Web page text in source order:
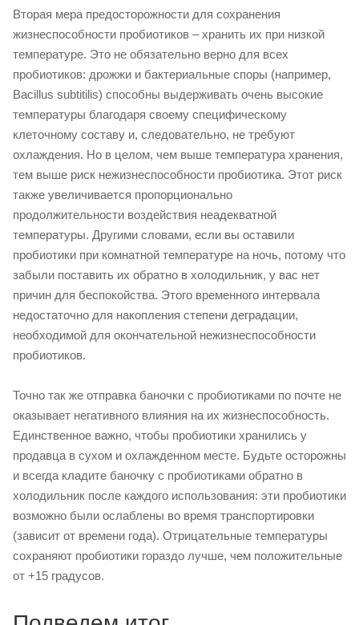
Вторая мера предосторожности для сохранения
жизнеспособности пробиотиков – хранить их при низкой
температуре. Это не обязательно верно для всех
пробиотиков: дрожжи и бактериальные споры (например,
Bacillus subtitilis) способны выдерживать очень высокие
температуры благодаря своему специфическому
клеточному составу и, следовательно, не требуют
охлаждения. Но в целом, чем выше температура хранения,
тем выше риск нежизнеспособности пробиотика. Этот риск
также увеличивается пропорционально
продолжительности воздействия неадекватной
температуры. Другими словами, если вы оставили
пробиотики при комнатной температуре на ночь, потому что
забыли поставить их обратно в холодильник, у вас нет
причин для беспокойства. Этого временного интервала
недостаточно для накопления степени деградации,
необходимой для окончательной нежизнеспособности
пробиотиков.
Точно так же отправка баночки с пробиотиками по почте не
оказывает негативного влияния на их жизнеспособность.
Единственное важно, чтобы пробиотики хранились у
продавца в сухом и охлажденном месте. Будьте осторожны
и всегда кладите баночку с пробиотиками обратно в
холодильник после каждого использования: эти пробиотики
возможно были ослаблены во время транспортировки
(зависит от времени года). Отрицательные температуры
сохраняют пробиотики гораздо лучше, чем положительные
от +15 градусов.